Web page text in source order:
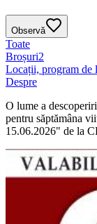
Observă
Toate
Broșuri2
Locații, program de
Despre
O lume a
pentru săptămâna
15.06.2026" de la